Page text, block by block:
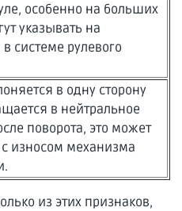
особенно на больших
указывать на
системе рулевого
в одну сторону
в нейтральное
поворота, это может
износом механизма
из этих признаков,